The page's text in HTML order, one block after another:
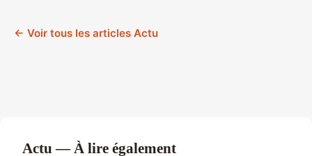
← Voir tous les articles Actu
Actu — À lire également